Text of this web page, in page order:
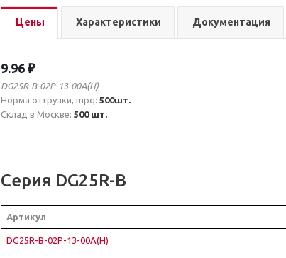
Цены Характеристики Документация
9.96 ₽
DG25R-B-02P-13-00A(H)
Норма отгрузки, mpq: 500шт.
Склад в Москве: 500 шт.
Серия DG25R-B
Артикул
DG25R-B-02P-13-00A(H)